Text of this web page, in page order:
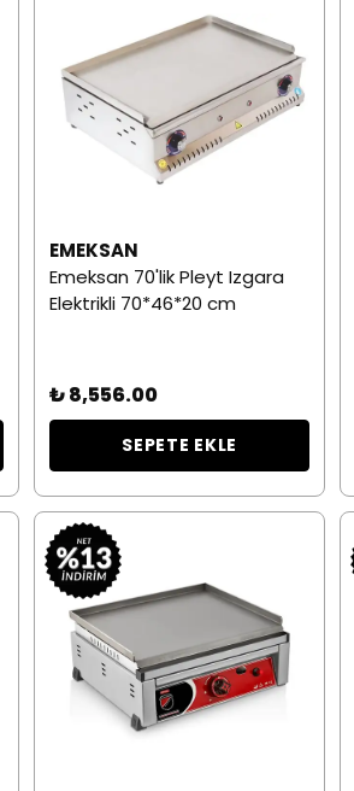
EMEKSAN
Emeksan 70'lik Pleyt Izgara
Elektrikli 70*46*20 cm
₺ 8,556.00
SEPETE EKLE